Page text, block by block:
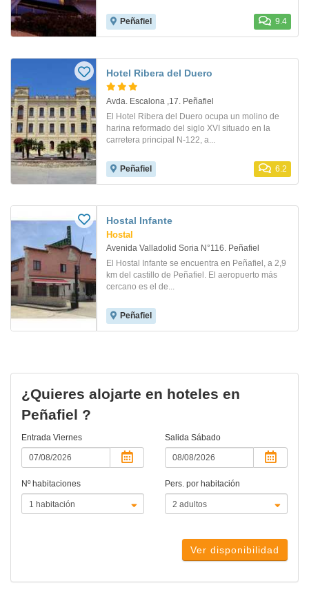
Peñafiel 9.4
Hotel Ribera del Duero
Avda. Escalona ,17. Peñafiel
El Hotel Ribera del Duero ocupa un molino de
harina reformado del siglo XVI situado en la
carretera principal N-122, a...
Peñafiel 6.2
Hostal Infante
Hostal
Avenida Valladolid Soria N°116. Peñafiel
El Hostal Infante se encuentra en Peñafiel, a 2,9
km del castillo de Peñafiel. El aeropuerto más
cercano es el de...
Peñafiel
¿Quieres alojarte en hoteles en
Peñafiel ?
Entrada Viernes Salida Sábado
Nº habitaciones Pers. por habitación
Ver disponibilidad